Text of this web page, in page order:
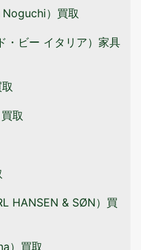
）買取
・ビー イタリア‎）家具
取
HANSEN & SØN）買
）買取